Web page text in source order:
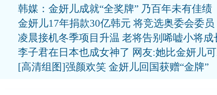
韩媒：金妍儿成就“全奖牌” 乃百年未有佳绩
金妍儿17年捐款30亿韩元 将竞选奥委会委员
凌晨接机冬季项目升温 老将告别唏嘘小将成
李子君在日本也成女神了 网友:她比金妍儿
[高清组图]强颜欢笑 金妍儿回国获赠“金牌”